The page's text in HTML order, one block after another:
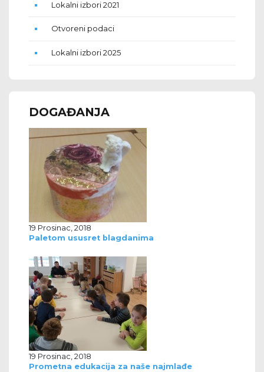
Lokalni izbori 2021
Otvoreni podaci
Lokalni izbori 2025
DOGAĐANJA
19 Prosinac, 2018
Paletom ususret blagdanima
19 Prosinac, 2018
Prometna edukacija za naše najmlađe